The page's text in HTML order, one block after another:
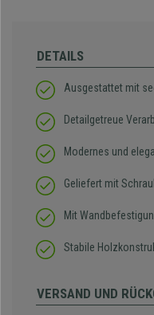
DETAILS
Ausgestattet mit
Detailgetreue
Modernes und
Geliefert mit
Mit
Stabile
VERSAND UND